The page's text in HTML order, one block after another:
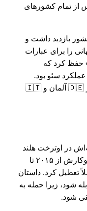
از تمام کشورهای
به طور متوسط هفتگی از ۱۷۴ کشور بازدید داشت و
از ۷ سال موقعیت‌های #1 جهانی را برای عبارات
حفظ کرد که
سئو بود.
بیشترین بازدیدکنندگان به طور مداوم از 🇩🇪 آلمان و 🇮🇹
در اوترخت هلند
در سال ۲۰۱۹ که پس از حمله به کسب‌وکارش از ۲۰۱۵ تا
تعطیل کرد. داستان
شود، زیرا حمله به
شود.